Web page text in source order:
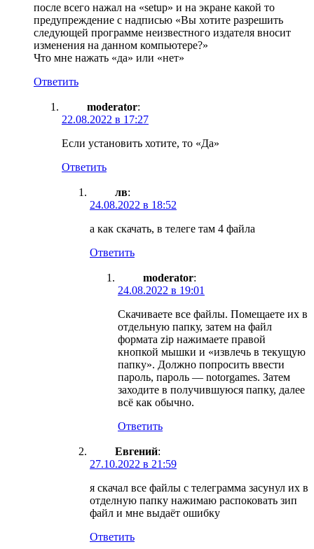
после всего нажал на «setup» и на экране какой то
предупреждение с надписью «Вы хотите разрешить
следующей программе неизвестного издателя вносит
изменения на данном компьютере?»
Что мне нажать «да» или «нет»
Ответить
moderator:
22.08.2022 в 17:27
Если установить хотите, то «Да»
Ответить
лв:
24.08.2022 в 18:52
а как скачать, в телеге там 4 файла
Ответить
moderator:
24.08.2022 в 19:01
Скачиваете все файлы. Помещаете их в
отдельную папку, затем на файл
формата zip нажимаете правой
кнопкой мышки и «извлечь в текущую
папку». Должно попросить ввести
пароль, пароль — notorgames. Затем
заходите в получившуюся папку, далее
всё как обычно.
Ответить
Евгений:
27.10.2022 в 21:59
я скачал все файлы с телеграмма засунул их в
отделную папку нажимаю распоковать зип
файл и мне выдаёт ошибку
Ответить